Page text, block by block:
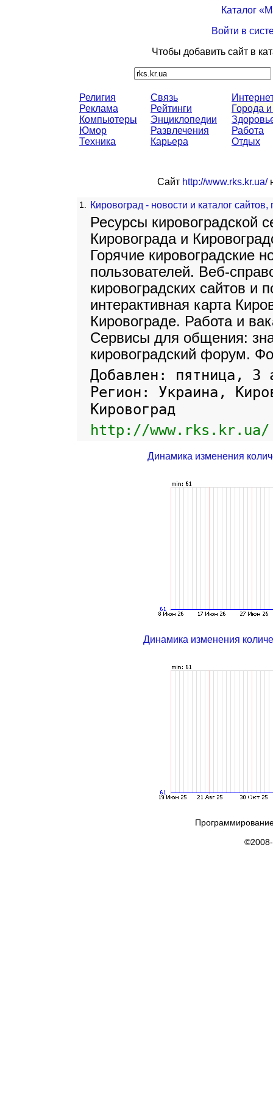
Каталог
Войти в
Чтобы добавить сайт в
Религия
Реклама
Компьютеры
Юмор
Техника
Связь
Рейтинги
Энциклопедии
Развлечения
Карьера
Города
Работа
Отдых
Сайт http://www.rks.kr.ua/
1. Кировоград - новости и каталог
Ресурсы кировоградской
Кировограда и
Горячие кировоградские
пользователей. Веб-
кировоградских сайтов и
интерактивная карта
Кировограде. Работа и
Сервисы для общения:
кировоградский форум.
Добавлен: пятница, 3
Регион: Украина,
Кировоград
http://www.rks.kr.ua/
Динамика изменения
Динамика изменения